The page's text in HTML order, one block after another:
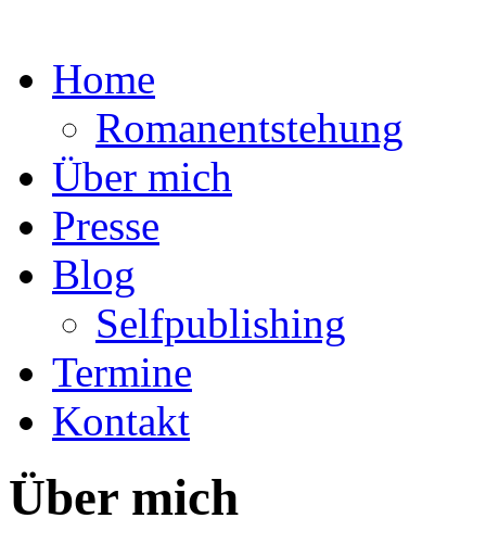
Home
Romanentstehung
Über mich
Presse
Blog
Selfpublishing
Termine
Kontakt
Über mich